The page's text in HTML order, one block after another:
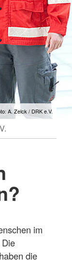
A. Zelck / DRK e.V.
im
die